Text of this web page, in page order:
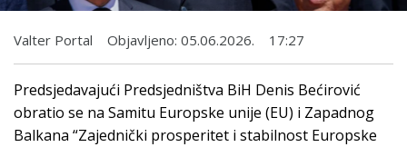
Valter Portal Objavljeno: 05.06.2026. 17:27
Predsjedavajući Predsjedništva BiH Denis Bećirović
obratio se na Samitu Europske unije (EU) i Zapadnog
Balkana “Zajednički prosperitet i stabilnost Europske